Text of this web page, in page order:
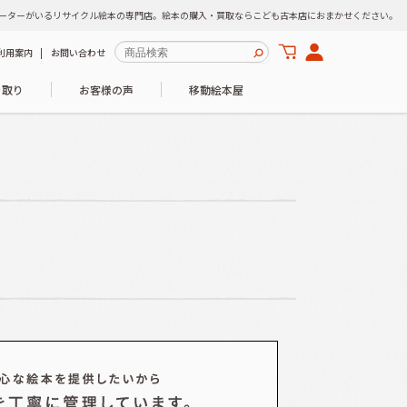
ターがいるリサイクル絵本の専門店。絵本の購入・買取ならこども古本店におまかせください。
用案内 お問い合わせ
り お客様の声 移動絵本屋